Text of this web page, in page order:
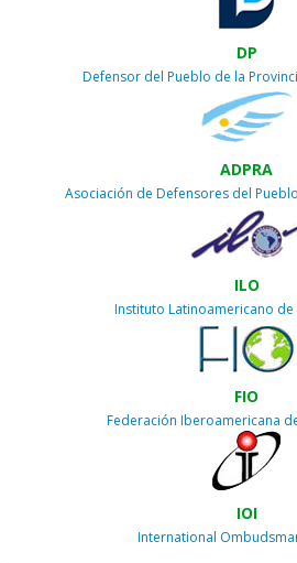
DP
Defensor del Pueblo de la
ADPRA
Asociación de Defensores del
ILO
Instituto Latinoamericano
FIO
Federación Iberoamericana
IOI
International